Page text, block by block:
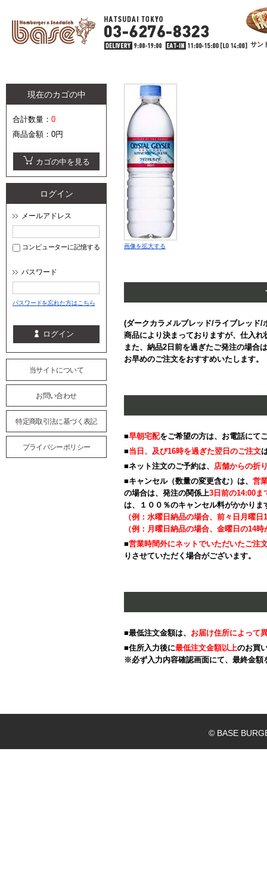
サン
現在のカゴの中
合計数量： 0
商品金額： 0円
カゴの中を見る
ログイン
メールアドレス
コンピューターに記憶する
パスワード
パスワードを忘れた方はこちら
当サイトについて
お問い合わせ
特定商取引法に基づく表記
プライバシーポリシー
画像を拡大する
(ダークカラメルブレッド/ライブレッド/
商品により決まっておりますが、仕入
また、納品2日前を過ぎたご発注の場合
お早めのご注文をおすすめいたします。
■早朝宅配をご希望の方は、お電話にて
■当日、及び16時を過ぎた翌日のご注文
■ネット注文のご予約は、 店舗からの折
■キャンセル（数量の変更含む）は、 営
の場合は、発注の関係上3日前の14:00ま
は、１００％のキャンセル料がかかりま
（例：水曜日納品の場合、前々日月曜
（例：月曜日納品の場合、金曜日の14
■営業時間外にネットでいただいたご注
りさせていただく場合がございます。
■最低注文金額は、 お届け住所によって
■住所入力後に最低注文金額以上のお買
※必ず入力内容確認画面にて、最終金額
© BASE